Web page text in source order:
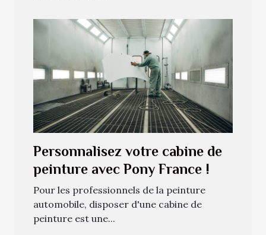
Personnalisez votre cabine de
peinture avec Pony France !
Pour les professionnels de la peinture
automobile, disposer d'une cabine de
peinture est une...